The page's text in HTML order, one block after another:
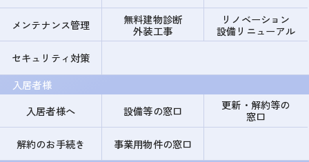
メンテナンス管理
無料建物診断
外装工事
リノベーション
設備リニューアル
セキュリティ対策
入居者様
入居者様へ
設備等の窓口
更新・解約等の
窓口
解約のお手続き
事業用物件の窓口